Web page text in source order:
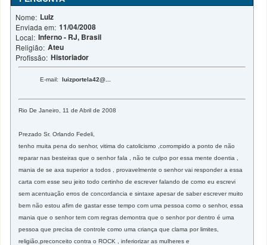
Nome: Luiz
Enviada em: 11/04/2008
Local: Inferno - RJ, Brasil
Religião: Ateu
Profissão: Historiador
E-mail:luizportela42@...
Rio De Janeiro, 11 de Abril de 2008
Prezado Sr. Orlando Fedeli,
tenho muita pena do senhor, vitima do catolicismo ,corrompido a ponto de não
reparar nas besteiras que o senhor fala , não te culpo por essa mente doentia ,
mania de se axa superior a todos , provavelmente o senhor vai responder a essa
carta com esse seu jeito todo certinho de escrever falando de como eu escrevi
sem acentuação erros de concordancia e sintaxe apesar de saber escrever muito
bem não estou afim de gastar esse tempo com uma pessoa como o senhor, essa
mania que o senhor tem com regras demontra que o senhor por dentro é uma
pessoa que precisa de controle como uma criança que clama por limites,
religião,preconceito contra o ROCK , inferiorizar as mulheres e